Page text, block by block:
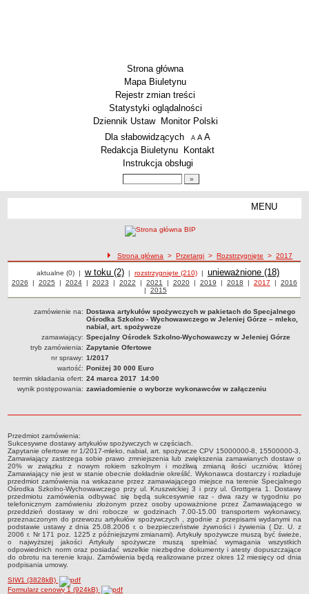
Strona główna
Mapa Biuletynu
Rejestr zmian treści
Statystyki oglądalności
Dziennik Ustaw
Monitor Polski
Menu dodatkowe
Dla słabowidzących A pomniejsz czcionkę
A standardowy rozmiar czcionki
A
Redakcja Biuletynu
Kontakt
Instrukcja obsługi
MENU
Szkoły podstawowe
Inne placówki
PRACA W PLACÓWKACH OŚWIATWYCH
ZARZĄDZENIA
PRZETARGI
SPRAWOZDANIA FINANSOWE
2018
2020
2021
2022
2023
2024
2025
OGŁOSZENIA
DEKLARACJA DOSTĘPNOŚCI
2021
2025
RAPORTY O STANIE DOSTĘPNOŚCI
ścieżka nawigacji
Strona główna >Przetargi >Rozstrzygnięte >2017
Przetargi
aktualne (0)| Przetargi
w toku (2)| rozstrzygnięte (210)| Przetargi
unieważnione (18)
Przetargi z roku
2026 | Przetargi z roku
2025 | Przetargi z roku
2024| Przetargi z roku
2023 | Przetargi z roku
2022 | Przetargi z roku
2021 | Przetargi z roku
2020| Przetargi z roku
2019 | Przetargi z roku
2018 | Przetargi z roku
2017 | Przetargi
2016
| Przetargi z roku
2015
zamówienie na: Dostawa artykułów spożywczych w pakietach do Specjalnego
Ośrodka Szkolno - Wychowawczego w Jeleniej Górze – mleko,
nabiał, art. spożywcze
zamawiający: Specjalny Ośrodek Szkolno-Wychowawczy w Jeleniej Górze
tryb zamówienia: Zapytanie Ofertowe
nr sprawy: 1/2017
wartość: Poniżej 30 000 Euro
termin składania ofert: 24 marca 2017 14:00
wynik postępowania: zawiadomienie o wyborze wykonawców w załączeniu
Przedmiot zamówienia:
Sukcesywne dostawy artykułów spożywczych w częściach.
Zapytanie ofertowe nr 1/2017-mleko, nabiał, art. spożywcze CPV 15000000-8, 15500000-3,
Zamawiający zastrzega sobie prawo zmniejszenia lub zwiększenia zamawianych dostaw o
20% w związku z nowym rokiem szkolnym i możliwą zmianą ilości uczniów, której
Zamawiający nie jest w stanie obecnie dokładnie określić. Wykonawca dostarczy i rozładuje
przedmiot zamówienia na wskazane przez zamawiającego miejsce na terenie Specjalnego
Ośrodka Szkolno-Wychowawczego przy ul. Kruszwickiej 3 i przy ul. Grottgera 1. Dostawy
przedmiotu zamówienia odbywać się będą sukcesywnie raz - dwa razy w tygodniu po
telefonicznym zamówieniu złożonym przez osoby upoważnione przez Zamawiającego w
przeddzień dostawy w dni robocze w godzinach 7.00-15.00 transportem wykonawcy,
przeznaczonym do przewozu artykułów spożywczych , zgodnie z przepisami wydanymi na
podstawie ustawy z dnia 25.08.2006 r. o bezpieczeństwie żywności i żywienia ( Dz. U. z
2006 r. Nr 171 poz. 1225 z późniejszymi zmianami). Artykuły spożywcze muszą być świeże,
o najwyższej jakości Artykuły spożywcze muszą spełniać wymagania wszystkich
odpowiednich norm oraz posiadać wszelkie niezbędne dokumenty i atesty dopuszczające
do obrotu na terenie kraju. Zamówienia będą realizowane przez okres 12 miesięcy od dnia
podpisania umowy.
SIW1 (3828kB)
Formularz cenowy 1 (924kB)